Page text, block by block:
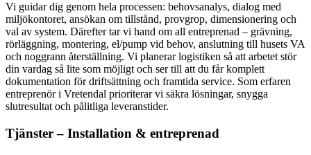
Vi guidar dig genom hela processen: behovsanalys, dialog med
miljökontoret, ansökan om tillstånd, provgrop, dimensionering och
val av system. Därefter tar vi hand om all entreprenad – grävning,
rörläggning, montering, el/pump vid behov, anslutning till husets VA
och noggrann återställning. Vi planerar logistiken så att arbetet stör
din vardag så lite som möjligt och ser till att du får komplett
dokumentation för driftsättning och framtida service. Som erfaren
entreprenör i Vretendal prioriterar vi säkra lösningar, snygga
slutresultat och pålitliga leveranstider.
Tjänster – Installation & entreprenad